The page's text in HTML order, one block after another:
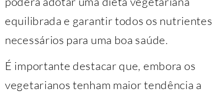
equilibrada e garantir todos os nutrientes
necessários para uma boa saúde.
É importante destacar que, embora os
vegetarianos tenham maior tendência a